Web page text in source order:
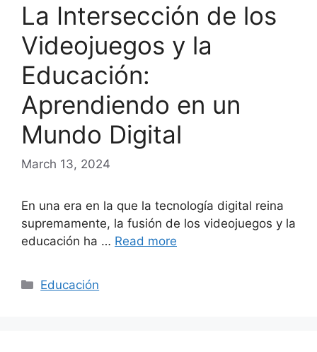
La Intersección de los
Videojuegos y la
Educación:
Aprendiendo en un
Mundo Digital
March 13, 2024
En una era en la que la tecnología digital reina
supremamente, la fusión de los videojuegos y la
educación ha … Read more
Categories
Educación